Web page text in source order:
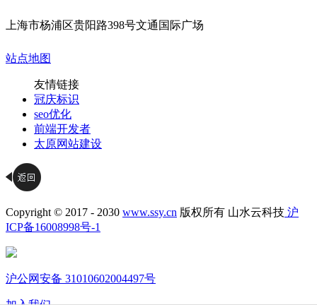
上海市杨浦区贵阳路398号文通国际广场
站点地图
友情链接
冠庆标识
seo优化
前端开发者
太原网站建设
Copyright © 2017 - 2030 www.ssy.cn 版权所有 山水云科技 沪
ICP备16008998号-1
沪公网安备 31010602004497号